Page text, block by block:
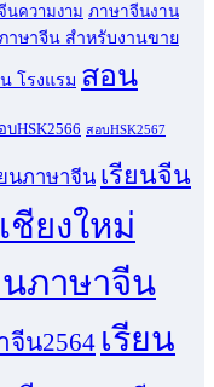
นความงาม ภาษาจีนงาน
าษาจีน สำหรับงานขาย
โรงแรม สอน
บHSK2566 สอบHSK2567
นภาษาจีน เรียนจีน
ชียงใหม่
นภาษาจีน
จีน2564 เรียน